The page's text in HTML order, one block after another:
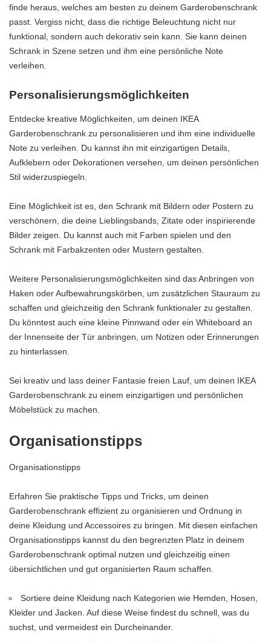
finde heraus, welches am besten zu deinem Garderobenschrank
passt. Vergiss nicht, dass die richtige Beleuchtung nicht nur
funktional, sondern auch dekorativ sein kann. Sie kann deinen
Schrank in Szene setzen und ihm eine persönliche Note
verleihen.
Personalisierungsmöglichkeiten
Entdecke kreative Möglichkeiten, um deinen IKEA
Garderobenschrank zu personalisieren und ihm eine individuelle
Note zu verleihen. Du kannst ihn mit einzigartigen Details,
Aufklebern oder Dekorationen versehen, um deinen persönlichen
Stil widerzuspiegeln.
Eine Möglichkeit ist es, den Schrank mit Bildern oder Postern zu
verschönern, die deine Lieblingsbands, Zitate oder inspirierende
Bilder zeigen. Du kannst auch mit Farben spielen und den
Schrank mit Farbakzenten oder Mustern gestalten.
Weitere Personalisierungsmöglichkeiten sind das Anbringen von
Haken oder Aufbewahrungskörben, um zusätzlichen Stauraum zu
schaffen und gleichzeitig den Schrank funktionaler zu gestalten.
Du könntest auch eine kleine Pinnwand oder ein Whiteboard an
der Innenseite der Tür anbringen, um Notizen oder Erinnerungen
zu hinterlassen.
Sei kreativ und lass deiner Fantasie freien Lauf, um deinen IKEA
Garderobenschrank zu einem einzigartigen und persönlichen
Möbelstück zu machen.
Organisationstipps
Organisationstipps
Erfahren Sie praktische Tipps und Tricks, um deinen
Garderobenschrank effizient zu organisieren und Ordnung in
deine Kleidung und Accessoires zu bringen. Mit diesen einfachen
Organisationstipps kannst du den begrenzten Platz in deinem
Garderobenschrank optimal nutzen und gleichzeitig einen
übersichtlichen und gut organisierten Raum schaffen.
Sortiere deine Kleidung nach Kategorien wie Hemden, Hosen,
Kleider und Jacken. Auf diese Weise findest du schnell, was du
suchst, und vermeidest ein Durcheinander.